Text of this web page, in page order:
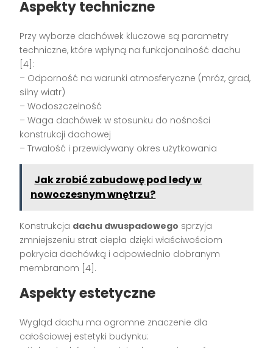
Aspekty techniczne
Przy wyborze dachówek kluczowe są parametry
techniczne, które wpłyną na funkcjonalność dachu
[4]:
– Odporność na warunki atmosferyczne (mróz, grad,
silny wiatr)
– Wodoszczelność
– Waga dachówek w stosunku do nośności
konstrukcji dachowej
– Trwałość i przewidywany okres użytkowania
Jak zrobić zabudowę pod ledy w
nowoczesnym wnętrzu?
Konstrukcja dachu dwuspadowego sprzyja
zmniejszeniu strat ciepła dzięki właściwościom
pokrycia dachówką i odpowiednio dobranym
membranom [4].
Aspekty estetyczne
Wygląd dachu ma ogromne znaczenie dla
całościowej estetyki budynku: